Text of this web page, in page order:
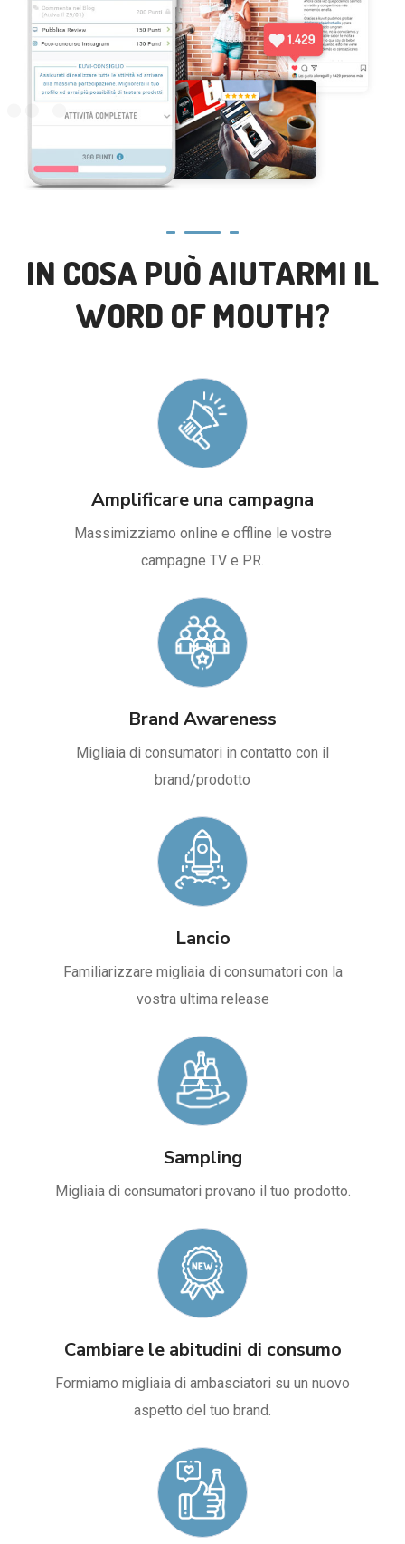
IN COSA PUÒ AIUTARMI IL
WORD OF MOUTH?
Amplificare una campagna
Massimizziamo online e offline le vostre
campagne TV e PR.
Brand Awareness
Migliaia di consumatori in contatto con il
brand/prodotto
Lancio
Familiarizzare migliaia di consumatori con la
vostra ultima release
Sampling
Migliaia di consumatori provano il tuo prodotto.
Cambiare le abitudini di consumo
Formiamo migliaia di ambasciatori su un nuovo
aspetto del tuo brand.